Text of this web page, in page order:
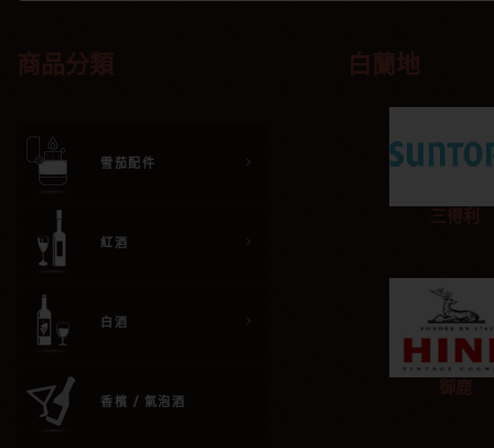
商品分類
雪茄配件
紅酒
白酒
香檳 / 氣泡酒
白蘭地
三得利
御鹿